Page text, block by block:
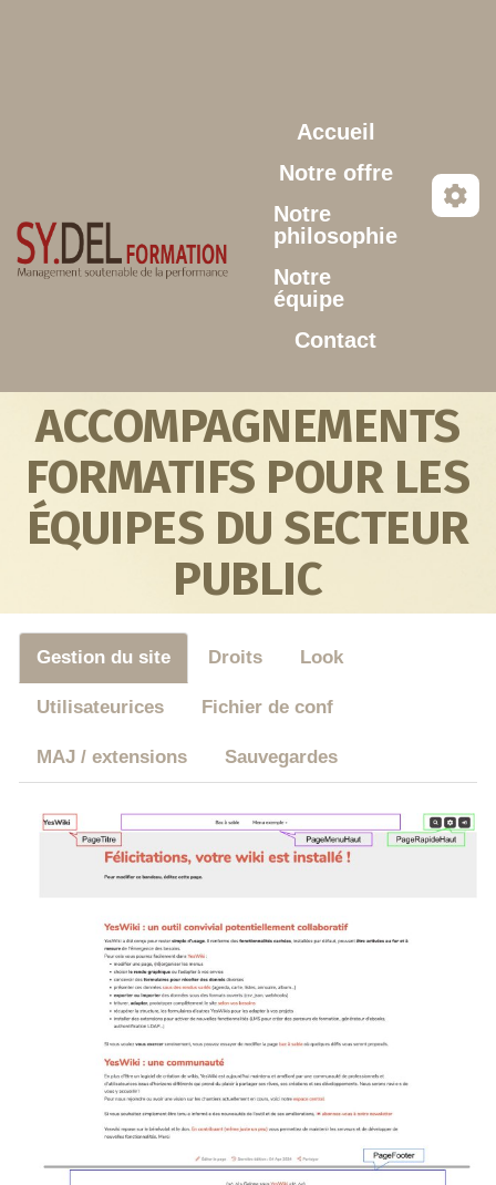
Accueil
Notre offre
Notre
philosophie
Notre
équipe
Contact
ACCOMPAGNEMENTS
FORMATIFS POUR LES
ÉQUIPES DU SECTEUR
PUBLIC
Gestion du site Droits Look
Utilisateurices Fichier de conf
MAJ / extensions Sauvegardes